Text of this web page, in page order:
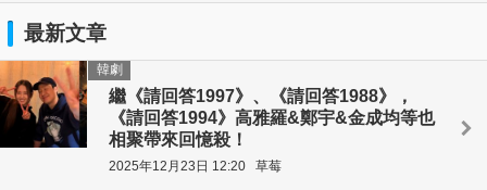
最新文章
繼《請回答1997》、《請回答1988》，
《請回答1994》高雅羅&鄭宇&金成均等也
相聚帶來回憶殺！
韓劇
2025年12月23日 12:20 草莓